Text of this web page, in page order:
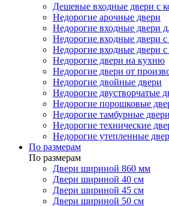
Дешевые входные двери с
Недорогие арочные двери
Недорогие входные двери
Недорогие входные двери с
Недорогие входные двери
Недорогие двери на кухню
Недорогие двери от
Недорогие двойные двери
Недорогие двустворчатые
Недорогие порошковые
Недорогие тамбурные двери
Недорогие технические
Недорогие утепленные
По размерам
По размерам
Двери шириной 860 мм
Двери шириной 40 см
Двери шириной 45 см
Двери шириной 50 см